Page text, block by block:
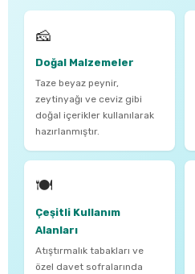
🧀
Doğal Malzemeler
Taze beyaz peynir,
zeytinyağı ve ceviz gibi
doğal içerikler kullanılarak
hazırlanmıştır.
🍽️
Çeşitli Kullanım
Alanları
Atıştırmalık tabakları ve
özel davet sofralarında